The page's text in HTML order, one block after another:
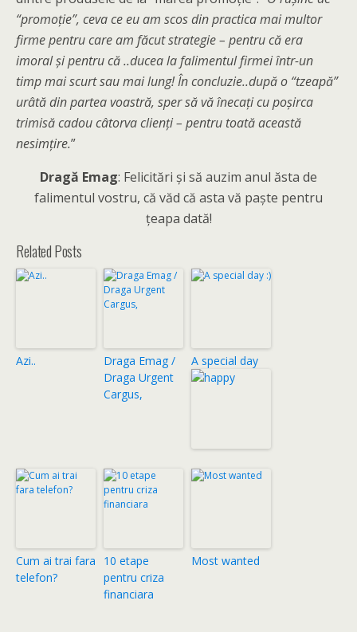
“promoţie”, ceva ce eu am scos din practica mai multor
firme pentru care am făcut strategie – pentru că era
imoral şi pentru că ..ducea la falimentul firmei într-un
timp mai scurt sau mai lung! În concluzie..după o “tzeapă”
urâtă din partea voastră, sper să vă înecaţi cu poşirca
trimisă cadou câtorva clienţi – pentru toată această
nesimţire.”
Dragă Emag: Felicitări şi să auzim anul ăsta de
falimentul vostru, că văd că asta vă paşte pentru
ţeapa dată!
Related Posts
Azi..
Draga Emag /
Draga Urgent
Cargus,
A special day
Cum ai trai fara
telefon?
10 etape
pentru criza
financiara
Most wanted